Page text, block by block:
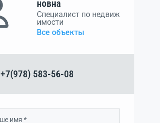
новна
Специалист по недвиж
имости
Все объекты
+7(978) 583-56-08